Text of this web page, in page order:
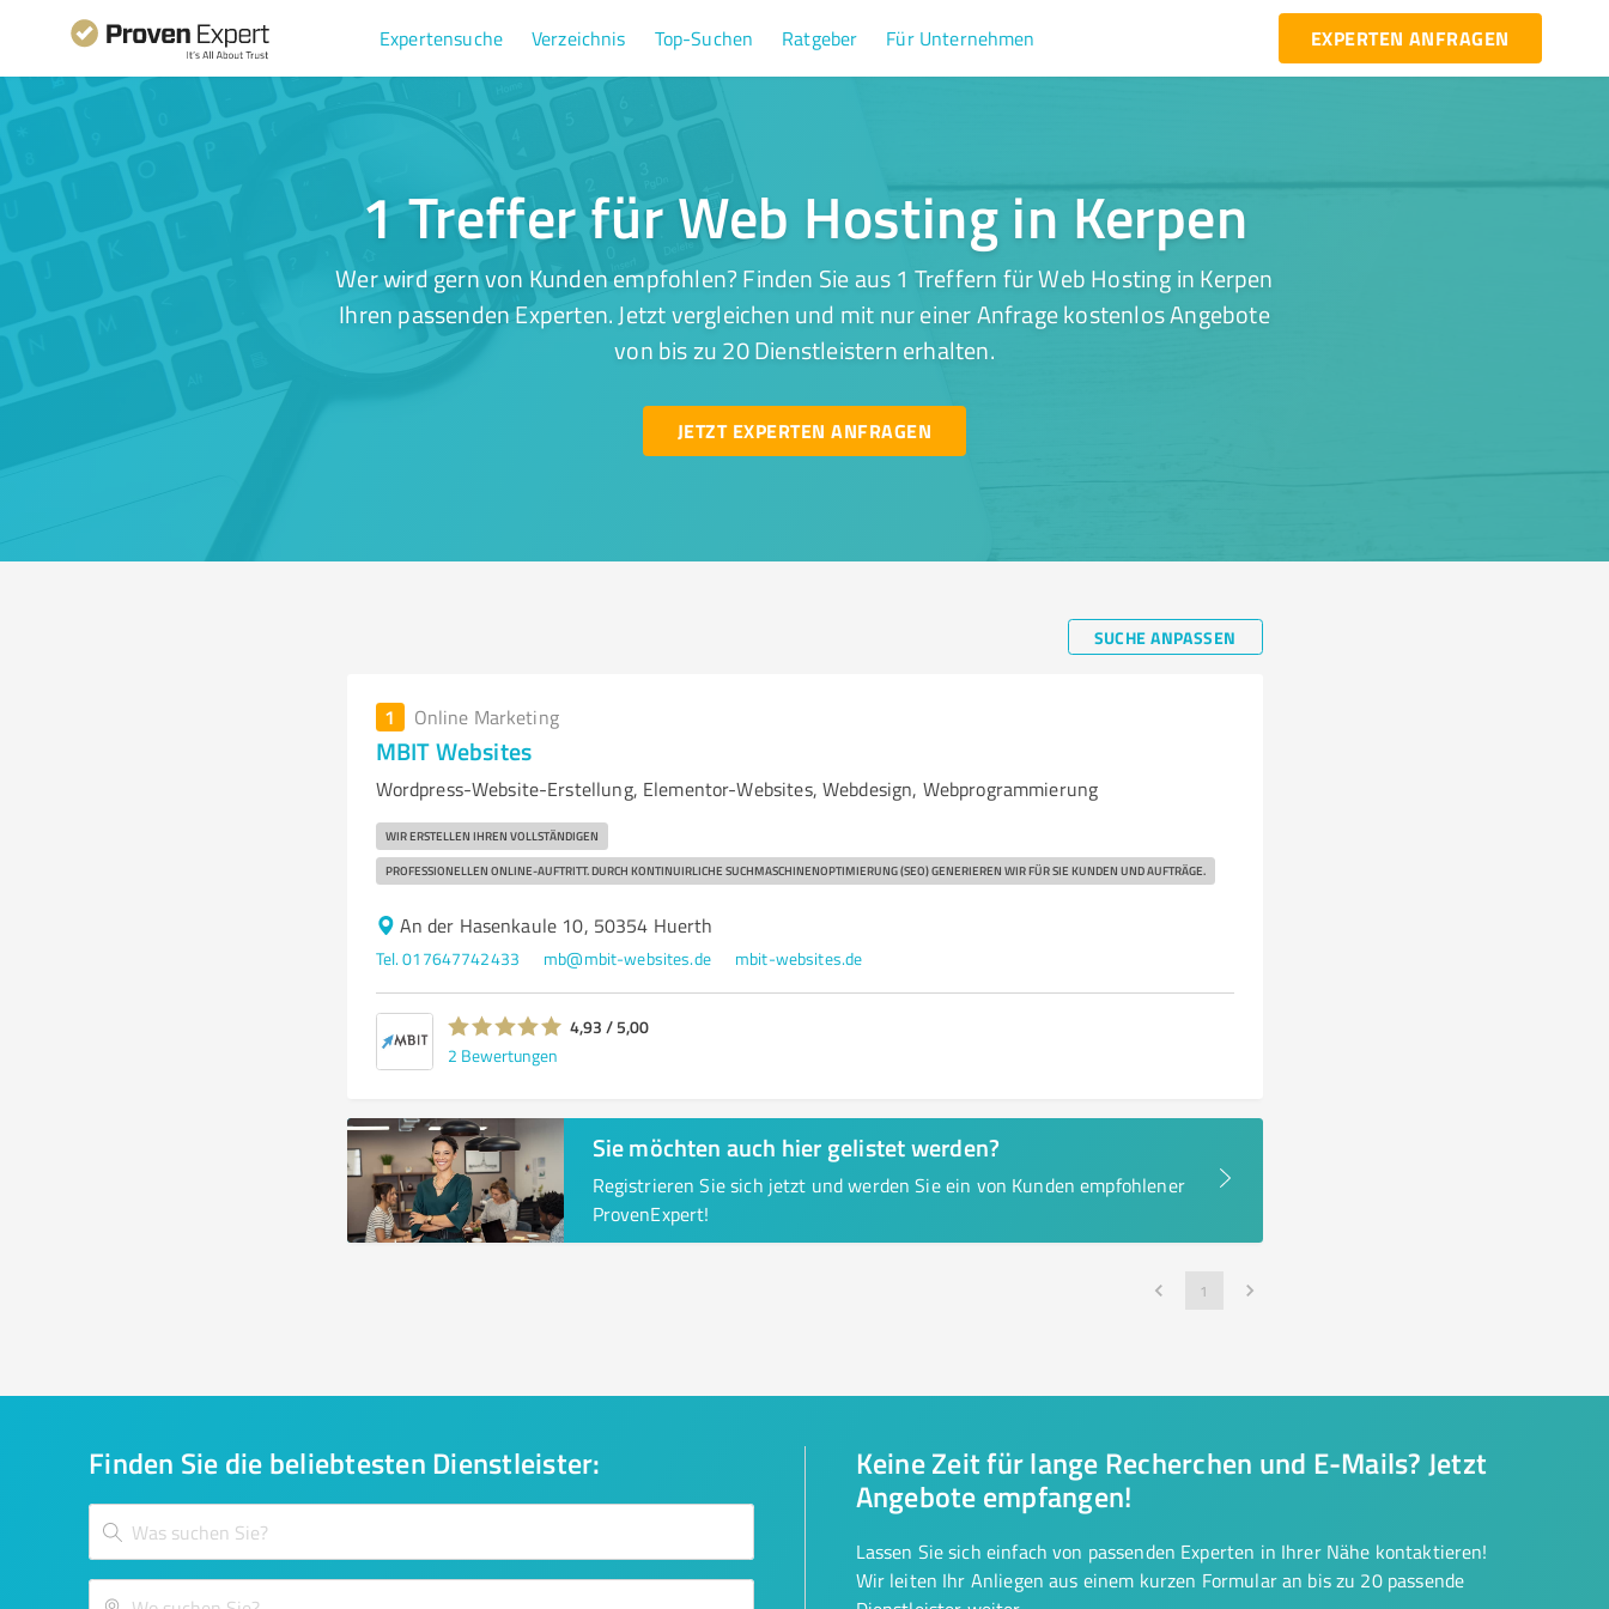
Expertensuche Verzeichnis Top-Suchen Ratgeber Für Unternehmen EXPERTEN ANFRAGEN
1 Treffer für Web Hosting in Kerpen
Wer wird gern von Kunden empfohlen? Finden Sie aus 1 Treffern für Web Hosting in Kerpen
Ihren passenden Experten. Jetzt vergleichen und mit nur einer Anfrage kostenlos Angebote
von bis zu 20 Dienstleistern erhalten.
JETZT EXPERTEN ANFRAGEN
SUCHE ANPASSEN
1 Online Marketing
MBIT Websites
Wordpress-Website-Erstellung, Elementor-Websites, Webdesign, Webprogrammierung
WIR ERSTELLEN IHREN VOLLSTÄNDIGEN
PROFESSIONELLEN ONLINE-AUFTRITT. DURCH KONTINUIRLICHE SUCHMASCHINENOPTIMIERUNG (SEO) GENERIEREN WIR FÜR SIE KUNDEN UND AUFTRÄGE.
An der Hasenkaule 10, 50354 Huerth
Tel. 017647742433 mb@mbit-websites.de mbit-websites.de
4,93 / 5,00
2 Bewertungen
Sie möchten auch hier gelistet werden?
Registrieren Sie sich jetzt und werden Sie ein von Kunden empfohlener
ProvenExpert!
1
Finden Sie die beliebtesten Dienstleister:
Keine Zeit für lange Recherchen und E-Mails? Jetzt
Angebote empfangen!
Lassen Sie sich einfach von passenden Experten in Ihrer Nähe kontaktieren!
Wir leiten Ihr Anliegen aus einem kurzen Formular an bis zu 20 passende